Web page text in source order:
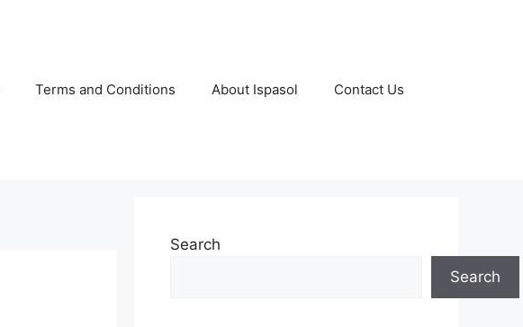
Terms and Conditions About Ispasol Contact Us
Search
Search